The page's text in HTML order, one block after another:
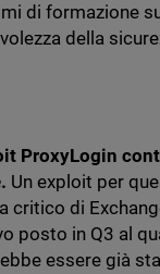
di formazione
della
ProxyLogin
Un exploit per
critico di
posto in Q3 al
essere già